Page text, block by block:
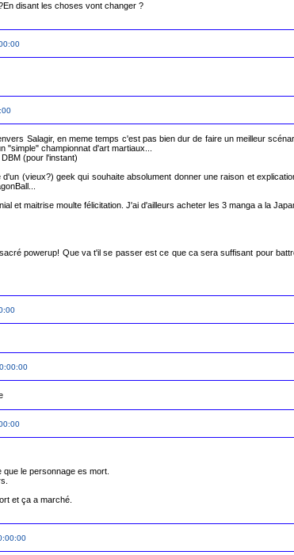
disant les choses vont changer ?
Salagir, en meme temps c'est pas bien dur de faire un meilleur
"simple" championnat d'art martiaux...
(pour l'instant)
(vieux?) geek qui souhaite absolument donner une raison et
et maitrise moulte félicitation. J'ai d'ailleurs acheter les 3 manga a la
powerup! Que va t'il se passer est ce que ca sera suffisant pour
le personnage es mort.
et ça a marché.